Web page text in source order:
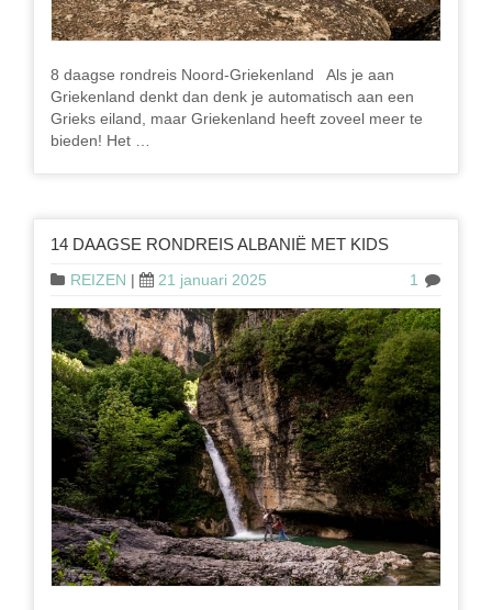
8 daagse rondreis Noord-Griekenland Als je aan
Griekenland denkt dan denk je automatisch aan een
Grieks eiland, maar Griekenland heeft zoveel meer te
bieden! Het …
14 DAAGSE RONDREIS ALBANIË MET KIDS
REIZEN | 21 januari 2025 1